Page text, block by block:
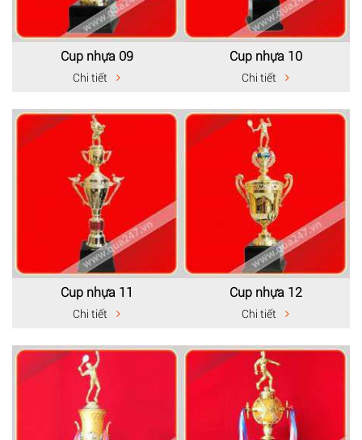
Cup nhựa 09
Chi tiết
Cup nhựa 10
Chi tiết
Cup nhựa 11
Chi tiết
Cup nhựa 12
Chi tiết